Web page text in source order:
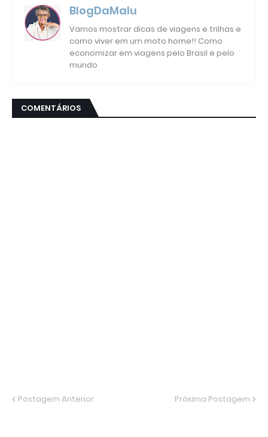
BlogDaMalu
Vamos mostrar dicas de viagens e trilhas e
como viver em um moto home!! Como
economizar em viagens pelo Brasil e pelo
mundo
COMENTÁRIOS
Postagem Anterior Próxima Postagem